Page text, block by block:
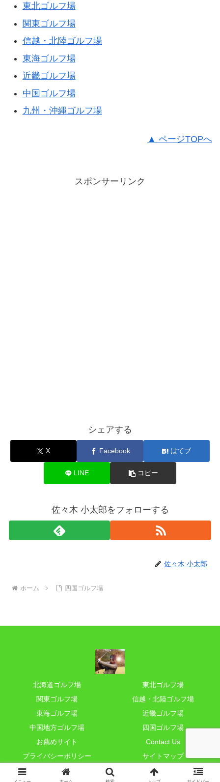
東北ゴルフ場
関東ゴルフ場
信越・北陸ゴルフ場
東海ゴルフ場
近畿ゴルフ場
中国ゴルフ場
九州・沖縄ゴルフ場
▲ ページTOPへ
スポンサーリンク
シェアする
X Facebook はてブ
LINE コピー
佐々木 小太郎をフォローする
佐々木 小太郎
ホーム 四国ゴルフ場
北海道ゴルフ場
東北ゴルフ場
関東ゴルフ場
信越・北陸ゴルフ場
東海ゴルフ場
近畿ゴルフ場
中国地方ゴルフ場
四国ゴルフ場
お薦めサイト
Contact Us
プライバシーポリシー
サイトマップ
© 2012 小太郎ゴルフ.